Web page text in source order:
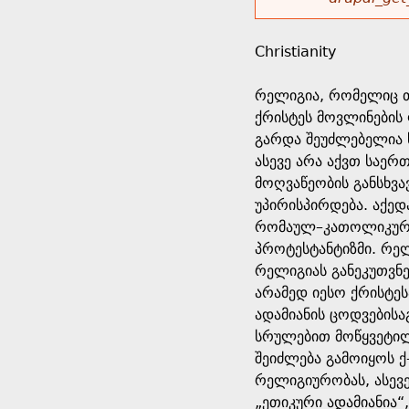
r
s
e
h
e
r
e
o
r
m
e
s
s
a
g
e
Christianity
რელიგია, რომელიც
ქრისტეს
გარდა შეუძლებელია
ასევე არა აქვთ
მოღვაწეობის
უპირისპირდება.
პროტესტანტიზმი.
რელიგიას
არამედ იესო
ადამიანის
სრულებით
შეიძლება გამოიყოს
რელიგიურობას,
„ეთიკური